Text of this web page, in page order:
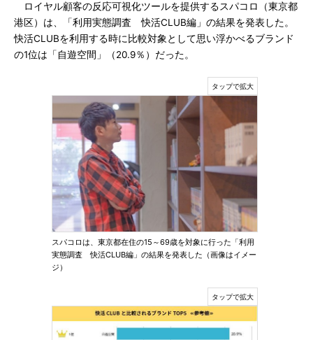
ロイヤル顧客の反応可視化ツールを提供するスパコロ（東京都
港区）は、「利用実態調査 快活CLUB編」の結果を発表した。
快活CLUBを利用する時に比較対象として思い浮かべるブランド
の1位は「自遊空間」（20.9％）だった。
スパコロは、東京都在住の15～69歳を対象に行った「利用
実態調査 快活CLUB編」の結果を発表した（画像はイメー
ジ）